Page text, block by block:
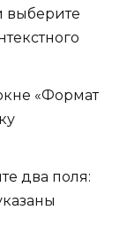
выберите
«Формат
два поля: